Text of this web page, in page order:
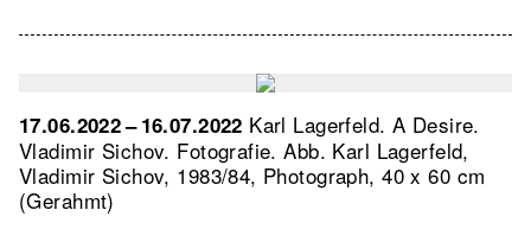
17.06.2022 – 16.07.2022 Karl Lagerfeld. A Desire.
Vladimir Sichov. Fotografie.Abb. Karl Lagerfeld,
Vladimir Sichov, 1983/84, Photograph, 40 x 60 cm
(Gerahmt)